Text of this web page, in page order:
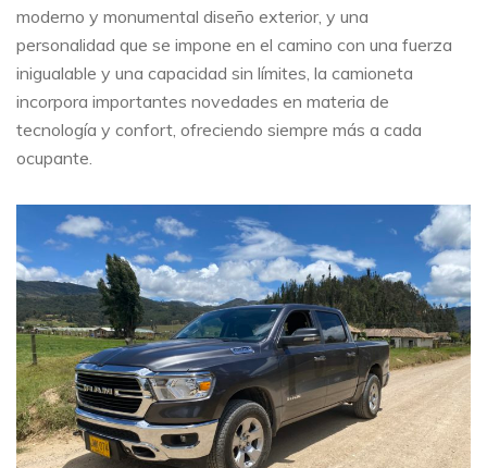
moderno y monumental diseño exterior, y una
personalidad que se impone en el camino con una fuerza
inigualable y una capacidad sin límites, la camioneta
incorpora importantes novedades en materia de
tecnología y confort, ofreciendo siempre más a cada
ocupante.